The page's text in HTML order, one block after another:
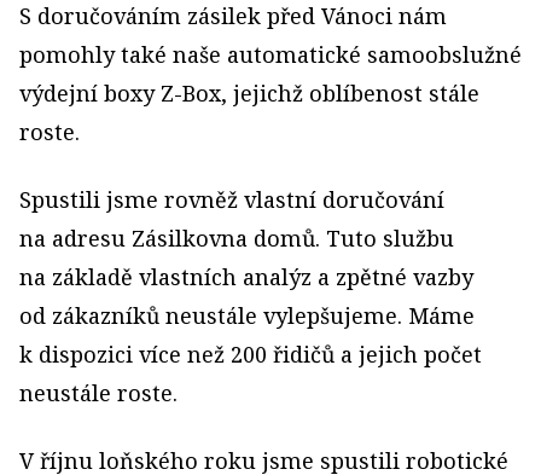
S doručováním zásilek před Vánoci nám
pomohly také naše automatické samoobslužné
výdejní boxy Z-Box, jejichž oblíbenost stále
roste.
Spustili jsme rovněž vlastní doručování
na adresu Zásilkovna domů. Tuto službu
na základě vlastních analýz a zpětné vazby
od zákazníků neustále vylepšujeme. Máme
k dispozici více než 200 řidičů a jejich počet
neustále roste.
V říjnu loňského roku jsme spustili robotické